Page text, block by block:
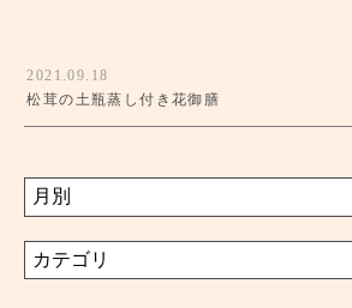
くつろぎのお部屋
2021.09.18
松茸の土瓶蒸し付き花御膳